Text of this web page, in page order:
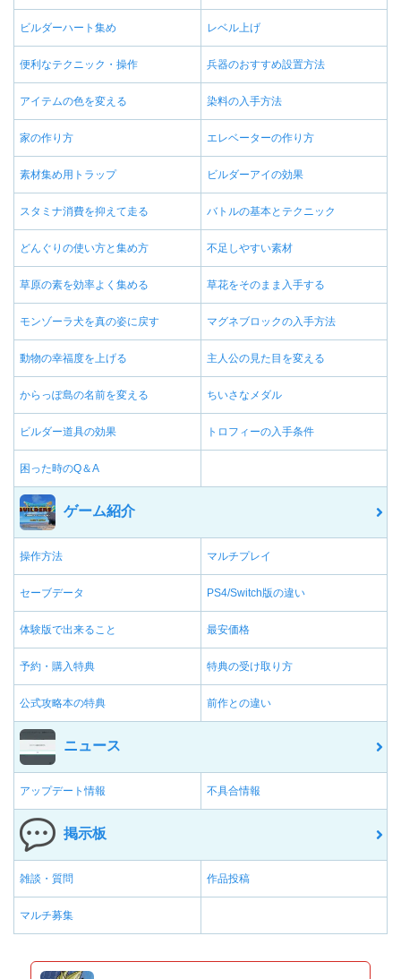
ビルダーハート集め レベル上げ
便利なテクニック・操作 兵器のおすすめ設置方法
アイテムの色を変える 染料の入手方法
家の作り方 エレベーターの作り方
素材集め用トラップ ビルダーアイの効果
スタミナ消費を抑えて走る バトルの基本とテクニック
どんぐりの使い方と集め方 不足しやすい素材
草原の素を効率よく集める 草花をそのまま入手する
モンゾーラ犬を真の姿に戻す マグネブロックの入手方法
動物の幸福度を上げる 主人公の見た目を変える
からっぽ島の名前を変える ちいさなメダル
ビルダー道具の効果 トロフィーの入手条件
困った時のQ＆A
ゲーム紹介
操作方法 マルチプレイ
セーブデータ PS4/Switch版の違い
体験版で出来ること 最安価格
予約・購入特典 特典の受け取り方
公式攻略本の特典 前作との違い
ニュース
アップデート情報 不具合情報
掲示板
雑談・質問 作品投稿
マルチ募集